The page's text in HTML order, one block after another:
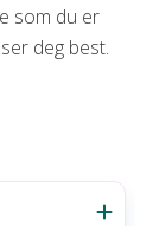
som du er
deg best.